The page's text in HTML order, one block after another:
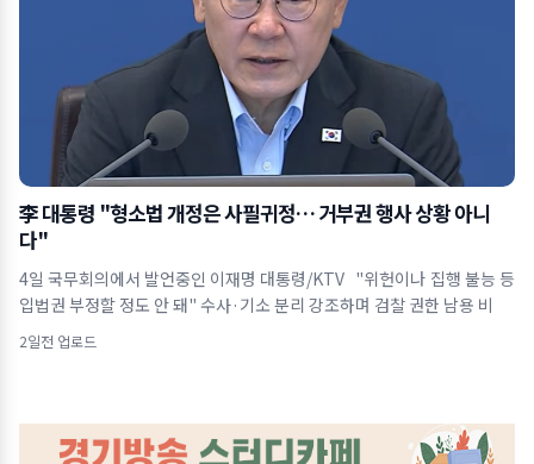
李 대통령 "형소법 개정은 사필귀정… 거부권 행사 상황 아니
다"
4일 국무회의에서 발언중인 이재명 대통령/KTV "위헌이나 집행 불능 등
입법권 부정할 정도 안 돼" 수사·기소 분리 강조하며 검찰 권한 남용 비
2일전 업로드